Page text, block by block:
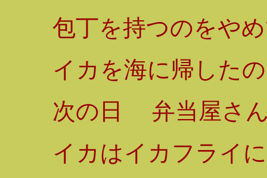
包丁を持つのをや
イカを海に帰した
次の日 弁当屋さ
イカはイカフライ